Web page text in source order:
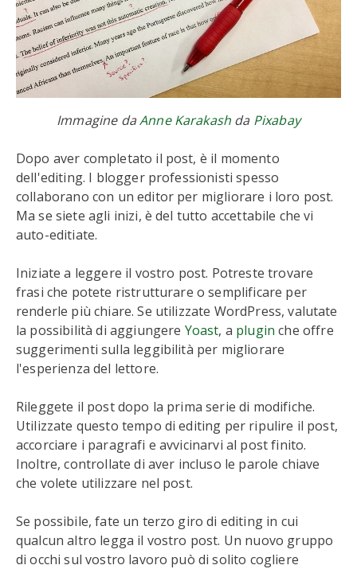
Immagine daAnne Karakash da Pixabay
Dopo aver completato il post, è il momento
dell'editing. I blogger professionisti spesso
collaborano con un editor per migliorare i loro post.
Ma se siete agli inizi, è del tutto accettabile che vi
auto-editiate.
Iniziate a leggere il vostro post. Potreste trovare
frasi che potete ristrutturare o semplificare per
renderle più chiare. Se utilizzate WordPress, valutate
la possibilità di aggiungere Yoast, a plugin che offre
suggerimenti sulla leggibilità per migliorare
l'esperienza del lettore.
Rileggete il post dopo la prima serie di modifiche.
Utilizzate questo tempo di editing per ripulire il post,
accorciare i paragrafi e avvicinarvi al post finito.
Inoltre, controllate di aver incluso le parole chiave
che volete utilizzare nel post.
Se possibile, fate un terzo giro di editing in cui
qualcun altro legga il vostro post. Un nuovo gruppo
di occhi sul vostro lavoro può di solito cogliere